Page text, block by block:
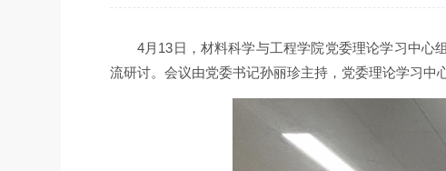
4月13日，材料科学与工程学院党委理论学习中心
流研讨。会议由党委书记孙丽珍主持，党委理论学习中